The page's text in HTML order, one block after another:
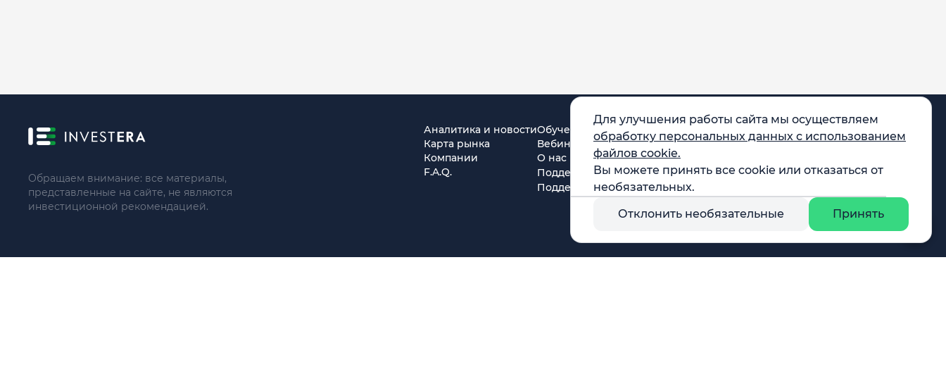
Для улучшения работы сайта мы осуществляем
обработку персональных данных с использованием
файлов cookie.
Вы можете принять все cookie или отказаться от
необязательных.
Отклонить необязательные
Принять
Обращаем внимание: все материалы,
представленные на сайте, не являются
инвестиционной рекомендацией.
Аналитика и новости
Карта рынка
Компании
F.A.Q.
Обучение
Вебинары
О нас
Поддержка в Telegram
Поддержка в MAX